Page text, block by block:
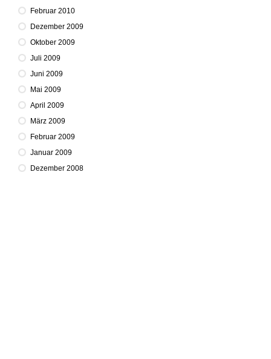
Februar 2010
Dezember 2009
Oktober 2009
Juli 2009
Juni 2009
Mai 2009
April 2009
März 2009
Februar 2009
Januar 2009
Dezember 2008